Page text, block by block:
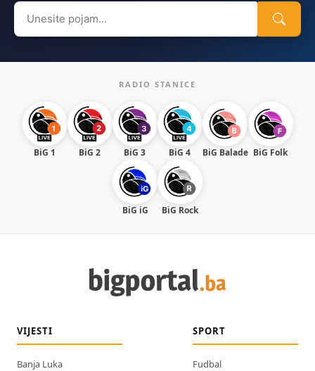
Search
for:
RADIO STANICE
BiG 1 BiG 2 BiG 3 BiG 4 BiG Balade BiG Folk
BiG iG BiG Rock
VIJESTI
Banja Luka
SPORT
Fudbal